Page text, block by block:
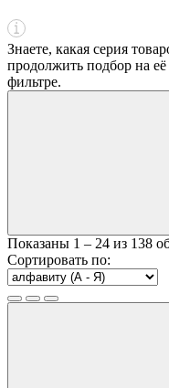
Знаете, какая серия
продолжить подбор на
фильтре.
Показаны 1 – 24 из 138
Сортировать по: